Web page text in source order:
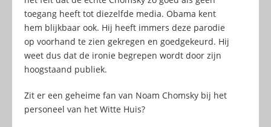
toegang heeft tot diezelfde media. Obama kent
hem blijkbaar ook. Hij heeft immers deze parodie
op voorhand te zien gekregen en goedgekeurd. Hij
weet dus dat de ironie begrepen wordt door zijn
hoogstaand publiek.
Zit er een geheime fan van Noam Chomsky bij het
personeel van het Witte Huis?